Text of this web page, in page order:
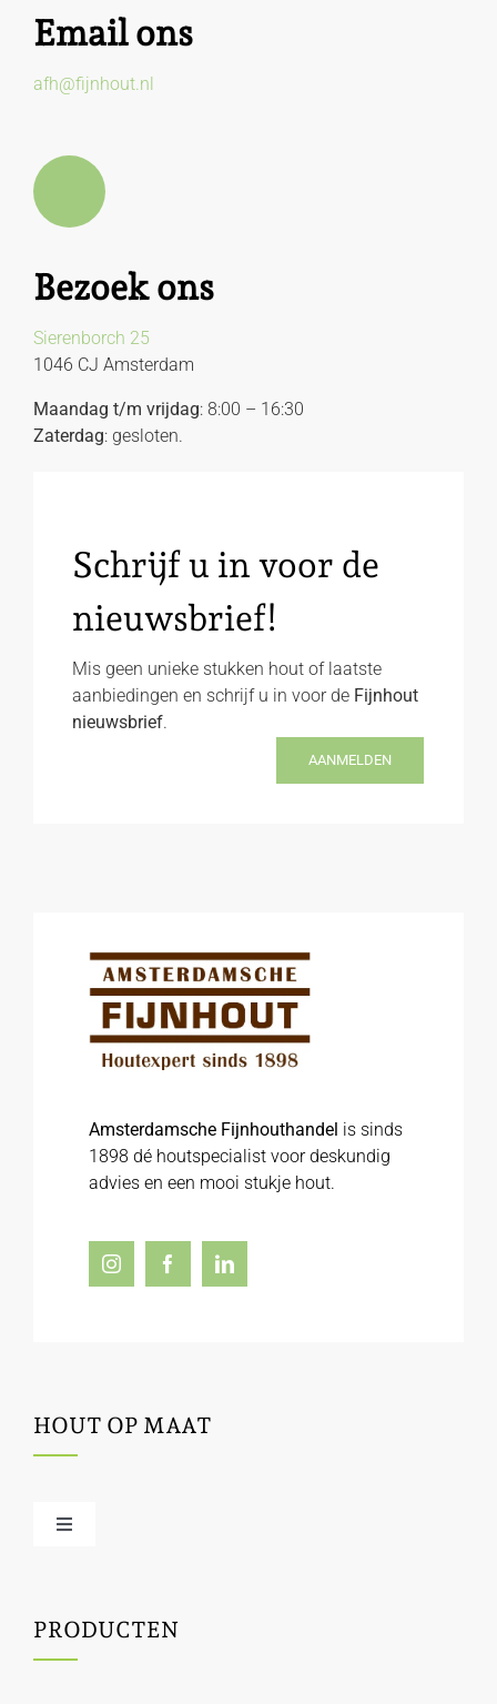
Email ons
afh@fijnhout.nl
Bezoek ons
Sierenborch 25
1046 CJ Amsterdam
Maandag t/m vrijdag: 8:00 – 16:30
Zaterdag: gesloten.
Schrijf u in voor de
nieuwsbrief!
Mis geen unieke stukken hout of laatste
aanbiedingen en schrijf u in voor de Fijnhout
nieuwsbrief.
AANMELDEN
Amsterdamsche Fijnhouthandel is sinds
1898 dé houtspecialist voor deskundig
advies en een mooi stukje hout.
HOUT OP MAAT
Toggle
Houtbewerking
PRODUCTEN